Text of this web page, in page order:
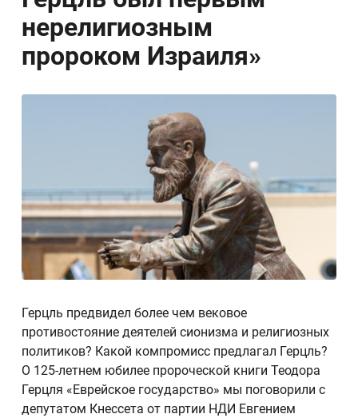
нерелигиозным
пророком Израиля»
Герцль предвидел более чем вековое
противостояние деятелей сионизма и религиозных
политиков? Какой компромисс предлагал Герцль?
О 125-летнем юбилее пророческой книги Теодора
Герцля «Еврейское государство» мы поговорили с
депутатом Кнессета от партии НДИ Евгением